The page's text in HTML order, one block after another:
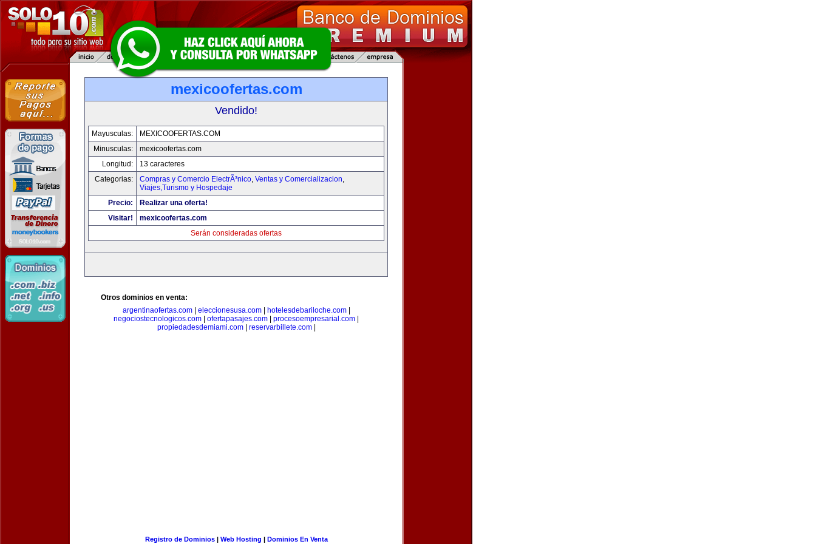
mexicoofertas.com
Vendido!
Mayusculas:
MEXICOOFERTAS.COM
Minusculas:
mexicoofertas.com
Longitud:
13 caracteres
Categorias:
Compras y Comercio ElectrÃ³nico, Ventas y Comercializacion,
Viajes,Turismo y Hospedaje
Precio:
Realizar una oferta!
Visitar!
mexicoofertas.com
Serán consideradas ofertas
Otros dominios en venta:
argentinaofertas.com| eleccionesusa.com| hotelesdebariloche.com|
negociostecnologicos.com
ofertapasajes.com procesoempresarial.com
propiedadesdemiami.com| reservarbillete.com|
Registro de Dominios| Web Hosting | Dominios En Venta